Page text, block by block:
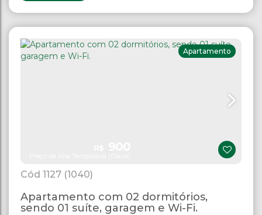
1127 (1040)
Apartamento
Apartamento com 02 dormitórios,
sendo 01 suíte, garagem e Wi-Fi.